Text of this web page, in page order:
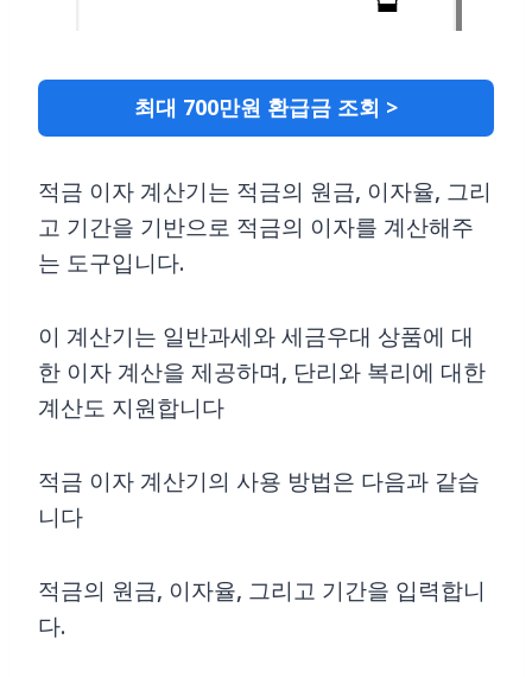
최대 700만원 환급금 조회 >
적금 이자 계산기는 적금의 원금, 이자율, 그리
고 기간을 기반으로 적금의 이자를 계산해주
는 도구입니다.
이 계산기는 일반과세와 세금우대 상품에 대
한 이자 계산을 제공하며, 단리와 복리에 대한
계산도 지원합니다
적금 이자 계산기의 사용 방법은 다음과 같습
니다
적금의 원금, 이자율, 그리고 기간을 입력합니
다.